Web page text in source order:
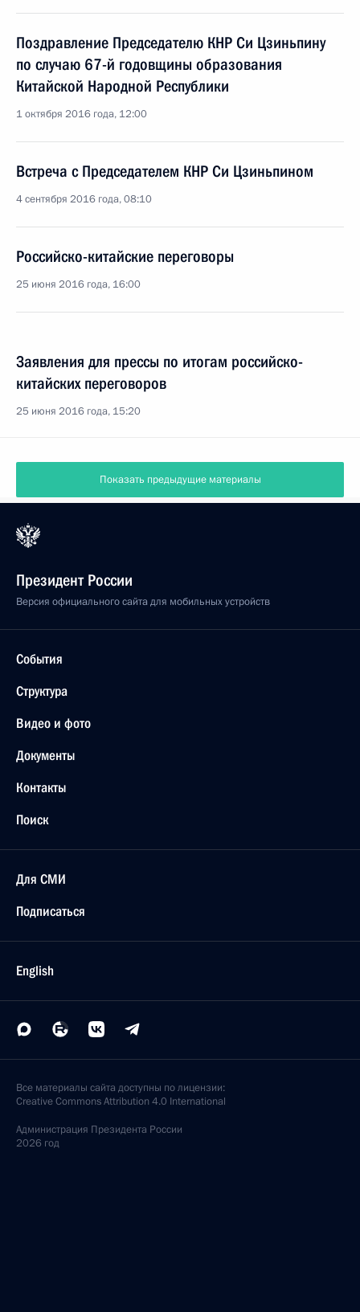
Поздравление Председателю КНР Си Цзиньпину
по случаю 67-й годовщины образования
Китайской Народной Республики
1 октября 2016 года, 12:00
Встреча с Председателем КНР Си Цзиньпином
4 сентября 2016 года, 08:10
Российско-китайские переговоры
25 июня 2016 года, 16:00
Заявления для прессы по итогам российско-
китайских переговоров
25 июня 2016 года, 15:20
Показать предыдущие материалы
Президент России
Версия официального сайта для мобильных устройств
События
Структура
Видео и фото
Документы
Контакты
Поиск
Для СМИ
Подписаться
English
Все материалы сайта доступны по лицензии:
Creative Commons Attribution 4.0 International
Администрация Президента России
2026 год